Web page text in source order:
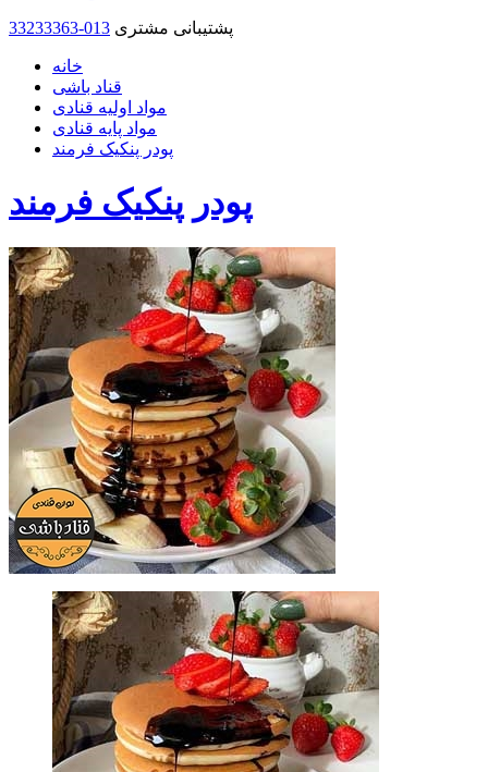
33233363-013 پشتیبانی مشتری
خانه
قناد باشی
مواد اولیه قنادی
مواد پایه قنادی
پودر پنکیک فرمند
پودر پنکیک فرمند